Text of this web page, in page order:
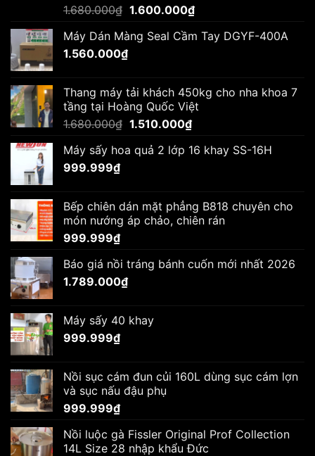
1.680.000₫ Giá
là:
1.600.000₫Giá
tại
Máy Dán Màng Seal Cầm Tay DGYF-400A
1.560.000₫
Thang máy tải khách 450kg cho nha khoa 7
tầng tại Hoàng Quốc Việt
1.680.000₫ Giá
là:
1.510.000₫Giá
tại
Máy sấy hoa quả 2 lớp 16 khay SS-16H
999.999₫
Bếp chiên dán mặt phẳng B818 chuyên cho
món nướng áp chảo, chiên rán
999.999₫
Báo giá nồi tráng bánh cuốn mới nhất 2026
1.789.000₫
Máy sấy 40 khay
999.999₫
Nồi sục cám đun củi 160L dùng sục cám lợn
và sục nấu đậu phụ
999.999₫
Nồi luộc gà Fissler Original Prof Collection
14L Size 28 nhập khẩu Đức